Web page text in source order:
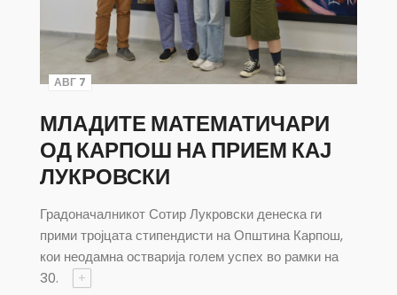
АВГ 7
МЛАДИТЕ МАТЕМАТИЧАРИ
ОД КАРПОШ НА ПРИЕМ КАЈ
ЛУКРОВСКИ
Градоначалникот Сотир Лукровски денеска ги
прими тројцата стипендисти на Општина Карпош,
кои неодамна остварија голем успех во рамки на
30.
+